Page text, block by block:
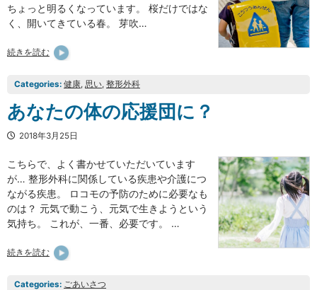
ちょっと明るくなっています。 桜だけではな
く、開いてきている春。 芽吹…
続きを読む
Categories: 健康, 思い, 整形外科
あなたの体の応援団に？
2018年3月25日
こちらで、よく書かせていただいています
が… 整形外科に関係している疾患や介護につ
ながる疾患。 ロコモの予防のために必要なも
のは？ 元気で動こう、元気で生きようという
気持ち。 これが、一番、必要です。 …
続きを読む
Categories: ごあいさつ